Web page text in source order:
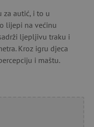
autić, i to u
lijepi na većinu
ljepljivu traku i
Kroz igru djeca
i maštu.